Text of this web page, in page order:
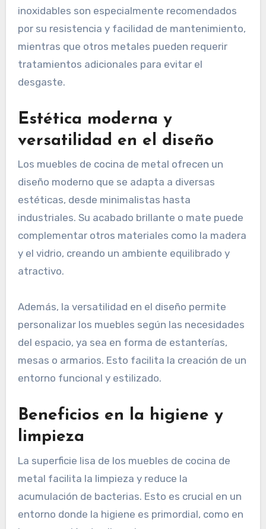
inoxidables son especialmente recomendados
por su resistencia y facilidad de mantenimiento,
mientras que otros metales pueden requerir
tratamientos adicionales para evitar el
desgaste.
Estética moderna y
versatilidad en el diseño
Los muebles de cocina de metal ofrecen un
diseño moderno que se adapta a diversas
estéticas, desde minimalistas hasta
industriales. Su acabado brillante o mate puede
complementar otros materiales como la madera
y el vidrio, creando un ambiente equilibrado y
atractivo.
Además, la versatilidad en el diseño permite
personalizar los muebles según las necesidades
del espacio, ya sea en forma de estanterías,
mesas o armarios. Esto facilita la creación de un
entorno funcional y estilizado.
Beneficios en la higiene y
limpieza
La superficie lisa de los muebles de cocina de
metal facilita la limpieza y reduce la
acumulación de bacterias. Esto es crucial en un
entorno donde la higiene es primordial, como en